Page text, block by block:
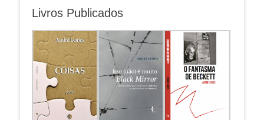
Livros Publicados